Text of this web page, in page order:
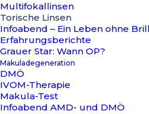
Multifokallinsen
Torische Linsen
Infoabend – Ein Leben ohne
Erfahrungsberichte
Grauer Star: Wann OP?
Makuladegeneration
DMÖ
IVOM-Therapie
Makula-Test
Infoabend AMD- und DMÖ